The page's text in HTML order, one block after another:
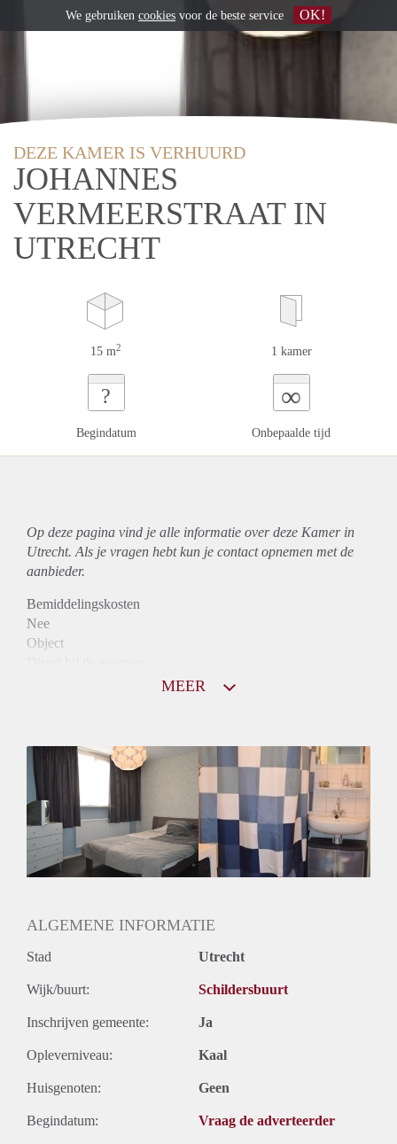
DEZE KAMER IS VERHUURD
JOHANNES
VERMEERSTRAAT IN
UTRECHT
15 m2 1 kamer
?
Begindatum
∞
Onbepaalde tijd
Op deze pagina vind je alle informatie over deze Kamer in
Utrecht. Als je vragen hebt kun je contact opnemen met de
aanbieder.
Bemiddelingskosten
Nee
Object
Huurtoeslag
Niet mogelijk
Inkomen eis
N.V.T.
Huurtermijn
Onbepaalde termijn
Oplevering
MEER
ALGEMENE INFORMATIE
Stad Utrecht
Wijk/buurt: Schildersbuurt
Inschrijven gemeente: Ja
Opleverniveau: Kaal
Huisgenoten: Geen
Begindatum: Vraag de adverteerder
We gebruiken cookies voor de beste service OK!